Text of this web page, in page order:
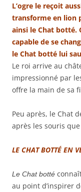
L’ogre le reçoit
transforme en lion
ainsi le Chat botté.
capable de se
le Chat botté lui
Le roi arrive au
impressionné par
offre la main de sa
Peu après, le Chat
après les souris
LE CHAT BOTTÉ EN
Le Chat botté
au point d’inspirer